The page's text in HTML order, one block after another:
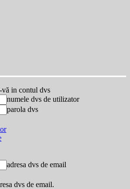
in contul dvs
numele dvs de utilizator
parola dvs
adresa dvs de email
dvs de email.